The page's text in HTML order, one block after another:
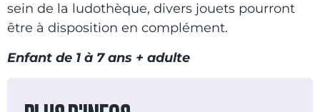
sein de la ludothèque, divers jouets pourront
être à disposition en complément.
Enfant de 1 à 7 ans + adulte